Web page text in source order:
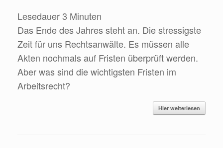
Lesedauer3 Minuten
Das Ende des Jahres steht an. Die stressigste
Zeit für uns Rechtsanwälte. Es müssen alle
Akten nochmals auf Fristen überprüft werden.
Aber was sind die wichtigsten Fristen im
Arbeitsrecht?
Hier weiterlesen